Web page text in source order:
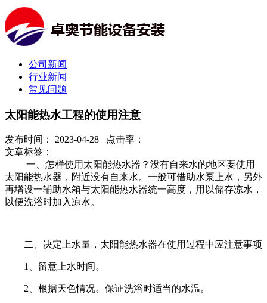
公司新闻
行业新闻
常见问题
太阳能热水工程的使用注意
发布时间： 2023-04-28 点击率：
文章标签：
一、怎样使用太阳能热水器？ 没有自来水的地区要使用
太阳能热水器，附近没有自来水。一般可借助水泵上水，另外
再增设一辅助水箱与太阳能热水器统一高度，用以储存凉水，
以便洗浴时加入凉水。
二、决定上水量，太阳能热水器在使用过程中应注意事项
1、留意上水时间。
2、根据天色情况。保证洗浴时适当的水温。